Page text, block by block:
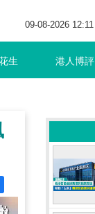
09-08-2026 12:11
生 港人博評